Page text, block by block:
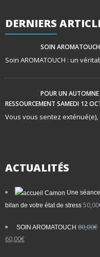
DERNIERS
SOIN AROMATOUCH
Soin AROMATOUCH : un
POUR UN AUTOMNE
RESSOURCEMENT SAMEDI 12
Vous vous sentez
ACTUALITÉS
Une séance
bilan de votre état de stress 50,00
SOIN AROMATOUCH 80,00€
Le
60,00€Le